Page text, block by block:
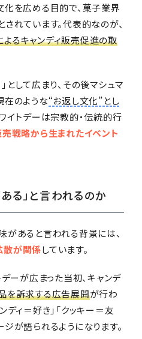
化を広める目的で、菓子業界
れています。代表的なのが、
るキャンディ販売促進の取
として広まり、その後マシュマ
在のような“お返し文化”とし
ワイトデーは宗教的・伝統的行
戦略から生まれたイベント
る」と言われるのか
があると言われる背景には、
散が関係しています。
ーが広まった当初、キャンデ
を訴求する広告展開が行わ
ディ＝好き」「クッキー＝友
が語られるようになります。